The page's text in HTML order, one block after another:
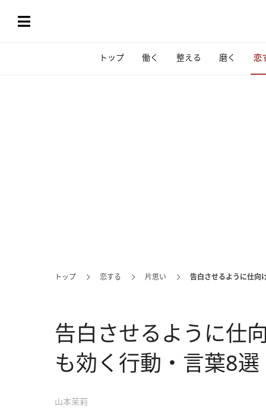
トップ 働く 整える 磨く 恋
トップ 恋する 片思い 告白させるように仕
告白させるように仕
も効く行動・言葉8選
山本茉莉